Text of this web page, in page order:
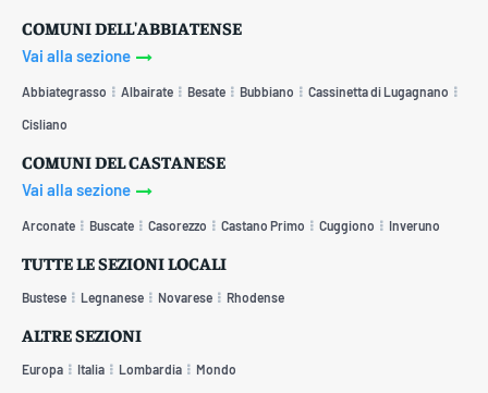
COMUNI DELL'ABBIATENSE
Vai alla sezione
Abbiategrasso Albairate Besate Bubbiano Cassinetta di Lugagnano
Cisliano
COMUNI DEL CASTANESE
Vai alla sezione
Arconate Buscate Casorezzo Castano Primo Cuggiono Inveruno
TUTTE LE SEZIONI LOCALI
Bustese Legnanese Novarese Rhodense
ALTRE SEZIONI
Europa Italia Lombardia Mondo